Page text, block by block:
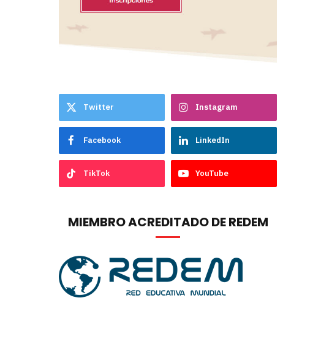
Twitter Instagram
Facebook LinkedIn
TikTok YouTube
MIEMBRO ACREDITADO DE REDEM